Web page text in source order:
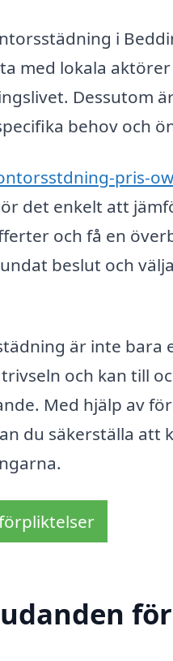
i
med lokala
Dessutom
behov och
pris-
det enkelt att
och få en
beslut och
är inte
och kan till
Med hjälp av
du säkerställa att